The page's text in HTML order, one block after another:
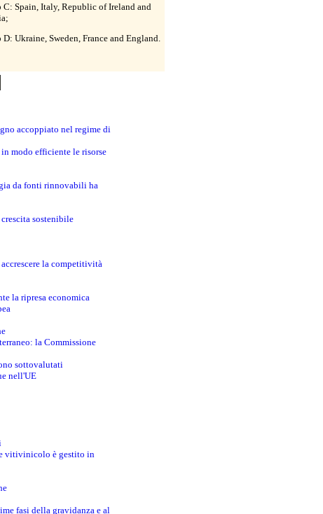
C: Spain, Italy, Republic of Ireland and
D: Ukraine, Sweden, France and England.
accoppiato nel regime di
in modo efficiente le risorse
da fonti rinnovabili ha
sostenibile
la competitività
la ripresa economica
la Commissione
sottovalutati
nell'UE
vitivinicolo è gestito in
fasi della gravidanza e al